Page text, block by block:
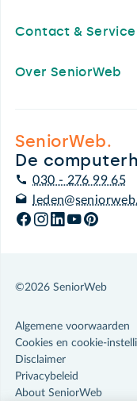
Contact & Service
Over SeniorWeb
SeniorWeb.
De
030 - 276 99 65
©2026 SeniorWeb
Algemene voorwaarden
Cookies en cookie-
Disclaimer
Privacybeleid
About SeniorWeb